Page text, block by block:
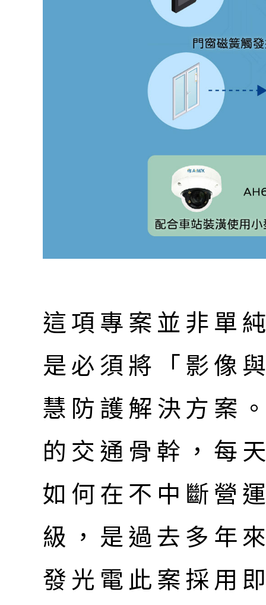
這項專案並非單
是必須將「影像
慧防護解決方案
的交通骨幹，每
如何在不中斷營
級，是過去多年
發光電此案採用